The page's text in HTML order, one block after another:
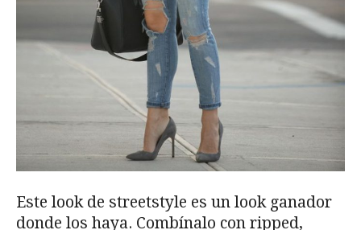
Este look de streetstyle es un look ganador
donde los haya. Combínalo con ripped,